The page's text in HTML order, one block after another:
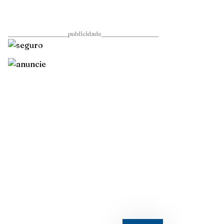
____________________publicidade___________________